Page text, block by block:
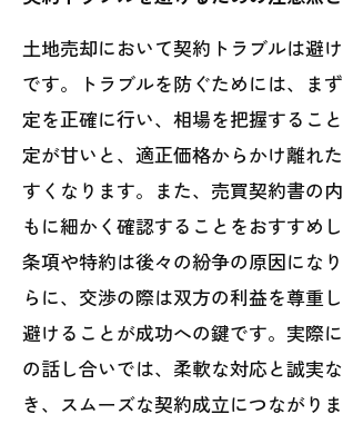
土地売却において契約トラブルは避
です。トラブルを防ぐためには、ま
定を正確に行い、相場を把握するこ
定が甘いと、適正価格からかけ離れ
すくなります。また、売買契約書の
もに細かく確認することをおすすめ
条項や特約は後々の紛争の原因にな
らに、交渉の際は双方の利益を尊重
避けることが成功への鍵です。実際
の話し合いでは、柔軟な対応と誠実
き、スムーズな契約成立につながり